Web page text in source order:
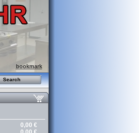
bookmark
0,00 €